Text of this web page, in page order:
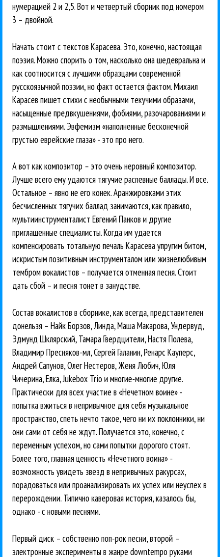
нумерацией 2 и 2,5. Вот и четвертый сборник под номером
3 – двойной.
Начать стоит с текстов Карасева. Это, конечно, настоящая
поэзия. Можно спорить о том, насколько она шедевральна и
как соотносится с лучшими образцами современной
русскоязычной поэзии, но факт остается фактом. Михаил
Карасев пишет стихи с необычными текучими образами,
насыщенные предвкушениями, фобиями, разочарованиями и
размышлениями. Эвфемизм «наполненные бесконечной
грустью еврейские глаза» - это про него.
А вот как композитор – это очень неровный композитор.
Лучше всего ему удаются тягучие распевные баллады. И все.
Остальное – явно не его конек. Аранжировками этих
бесчисленных тягучих баллад занимаются, как правило,
мультиинструменталист Евгений Панков и другие
приглашенные специалисты. Когда им удается
компенсировать тотальную печаль Карасева упругим битом,
искристым позитивным инструменталом или жизнелюбивым
тембром вокалистов – получается отменная песня. Стоит
дать сбой – и песня тонет в занудстве.
Состав вокалистов в сборнике, как всегда, представителен
донельзя – Найк Борзов, Линда, Маша Макарова, Ундервуд,
Эдмунд Шклярский, Тамара Гвердцители, Настя Полева,
Владимир Пресняков-мл, Сергей Галанин, Ренарс Кауперс,
Андрей Сапунов, Олег Нестеров, Женя Любич, Юля
Чичерина, Елка, Jukebox Trio и многие-многие другие.
Практически для всех участие в «Нечетном воине» -
попытка вжиться в непривычное для себя музыкальное
пространство, спеть нечто такое, чего ни их поклонники, ни
они сами от себя не ждут. Получается это, конечно, с
переменным успехом, но сами попытки дорогого стоят.
Более того, главная ценность «Нечетного воина» -
возможность увидеть звезд в непривычных ракурсах,
порадоваться или проанализировать их успех или неуспех в
перерождении. Типично каверовая история, казалось бы,
однако - с новыми песнями.
Первый диск – собственно поп-рок песни, второй –
электронные эксперименты в жанре downtempo руками